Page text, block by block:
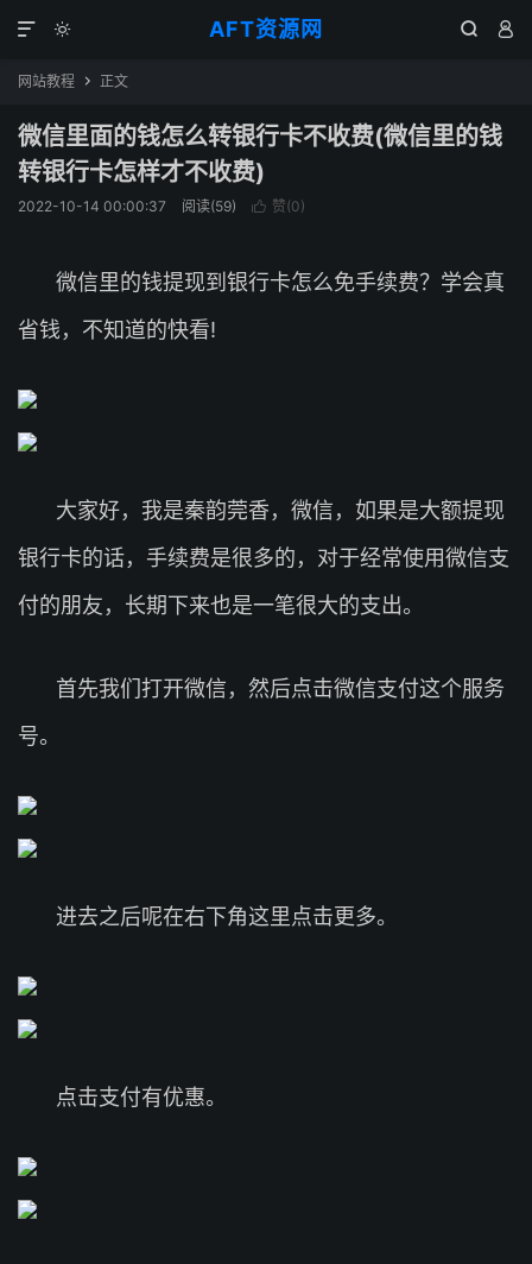
AFT资源网
  

网站教程  正文
微信里面的钱怎么转银行卡不收费(微信里的钱
转银行卡怎样才不收费)
2022-10-14 00:00:37 阅读(59)  赞(0)
微信里的钱提现到银行卡怎么免手续费？学会真
省钱，不知道的快看!
大家好，我是秦韵莞香，微信，如果是大额提现
银行卡的话，手续费是很多的，对于经常使用微信支
付的朋友，长期下来也是一笔很大的支出。
首先我们打开微信，然后点击微信支付这个服务
号。
进去之后呢在右下角这里点击更多。
点击支付有优惠。